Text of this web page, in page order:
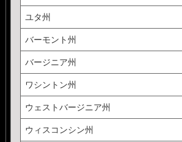
ユタ州
バーモント州
バージニア州
ワシントン州
ウェストバージニア州
ウィスコンシン州